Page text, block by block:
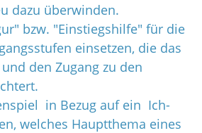
dazu überwinden.
bzw. "Einstiegshilfe" für die
einsetzen, die das
den Zugang zu den
in Bezug auf ein Ich-
welches Hauptthema eines